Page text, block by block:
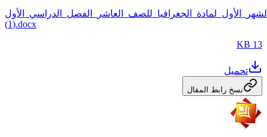
(1).docx
13 KB
تحميل
نسخ رابط المقال